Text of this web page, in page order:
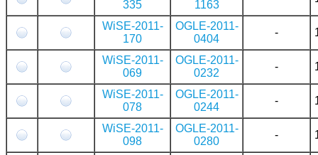
335 1163
WiSE-2011-
170
OGLE-2011-
0404
-
WiSE-2011-
069
OGLE-2011-
0232
-
WiSE-2011-
078
OGLE-2011-
0244
-
WiSE-2011-
098
OGLE-2011-
0280
-